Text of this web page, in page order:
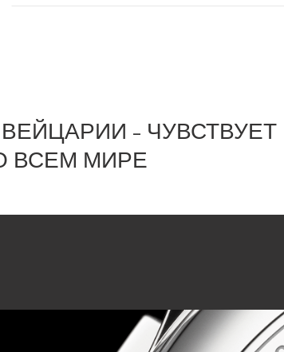
– ЧУВСТВУЕТ
ВСЕМ МИРЕ